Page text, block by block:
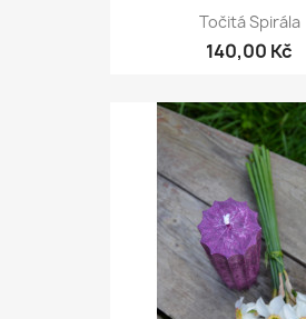
Točitá Spirála
140,00 Kč